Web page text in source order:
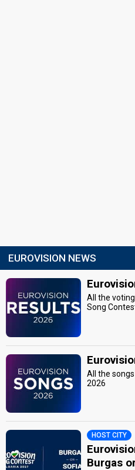
EUROVISION NEWS
All the
Song
All the
2026
HOST CITY
Burgas